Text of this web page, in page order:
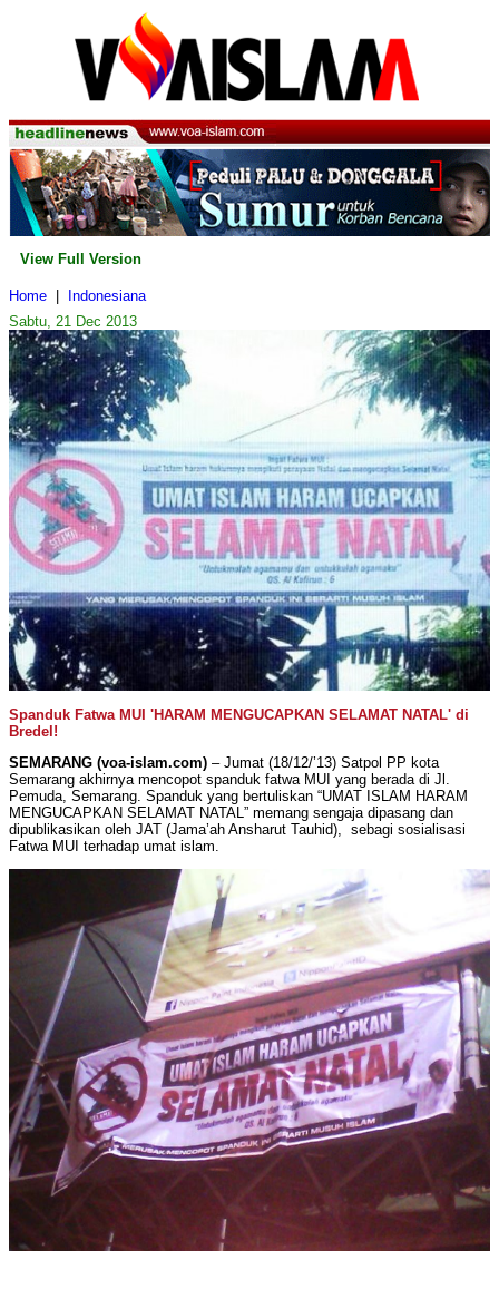
View Full Version
Home
Indonesiana
Sabtu, 21 Dec 2013
Spanduk Fatwa MUI 'HARAM MENGUCAPKAN SELAMAT NATAL' di
Bredel!
SEMARANG (voa-islam.com) – Jumat (18/12/’13) Satpol PP kota
Semarang akhirnya mencopot spanduk fatwa MUI yang berada di Jl.
Pemuda, Semarang. Spanduk yang bertuliskan “UMAT ISLAM HARAM
MENGUCAPKAN SELAMAT NATAL” memang sengaja dipasang dan
dipublikasikan oleh JAT (Jama’ah Ansharut Tauhid), sebagi sosialisasi
Fatwa MUI terhadap umat islam.